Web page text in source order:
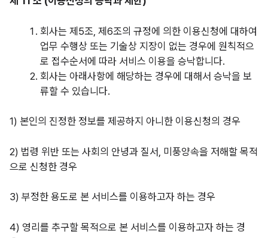
회사는 제5조, 제6조의 규정에 의한 이용신청에 대하여
업무 수행상 또는 기술상 지장이 없는 경우에 원칙적으
로 접수순서에 따라 서비스 이용을 승낙합니다.
회사는 아래사항에 해당하는 경우에 대해서 승낙을 보
류할 수 있습니다.
1) 본인의 진정한 정보를 제공하지 아니한 이용신청의 경우
2) 법령 위반 또는 사회의 안녕과 질서, 미풍양속을 저해할 목적
으로 신청한 경우
3) 부정한 용도로 본 서비스를 이용하고자 하는 경우
4) 영리를 추구할 목적으로 본 서비스를 이용하고자 하는 경